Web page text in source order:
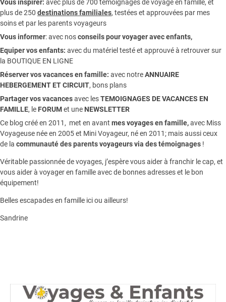
Vous inspirer: avec plus de 700 témoignages devoyage en famille, et
plus de 250 destinations familiales, testées et approuvées par mes
soins et par les parents voyageurs
Vous informer:avec nosconseils pour voyager avec enfants,
Equiper vos enfants: avec du matériel testé et approuvé à retrouver sur
la BOUTIQUE EN LIGNE
Réserver vos vacances en famille: avec notreANNUAIRE
HEBERGEMENT ET CIRCUIT, bons plans
Partager vos vacancesavec lesTEMOIGNAGES DE VACANCES EN
FAMILLE, le FORUMet une NEWSLETTER
Ce blog créé en 2011, met en avant mes voyages en famille,avec Miss
Voyageuse née en 2005 et Mini Voyageur, né en 2011; mais aussi ceux
de la communauté des parents voyageurs via des témoignages !
Véritable passionnée de voyages, j’espère vous aider à franchir le cap, et
vous aider à voyager en famille avec de bonnes adresses et le bon
équipement!
Belles escapades en famille ici ou ailleurs!
Sandrine